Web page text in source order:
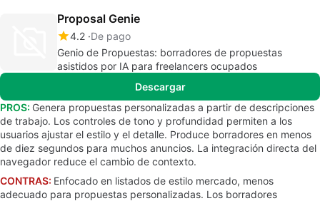
Proposal Genie
4.2 De pago
Genio de Propuestas: borradores de propuestas
asistidos por IA para freelancers ocupados
Descargar
PROS: Genera propuestas personalizadas a partir de descripciones
de trabajo. Los controles de tono y profundidad permiten a los
usuarios ajustar el estilo y el detalle. Produce borradores en menos
de diez segundos para muchos anuncios. La integración directa del
navegador reduce el cambio de contexto.
CONTRAS: Enfocado en listados de estilo mercado, menos
adecuado para propuestas personalizadas. Los borradores